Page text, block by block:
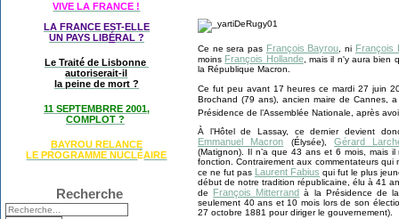
VIVE LA FRANCE !
LA FRANCE EST-ELLE
UN PAYS LIBÉRAL ?
Le Traité de Lisbonne
autoriserait-il
la peine de mort ?
11 SEPTEMBRRE 2001,
COMPLOT ?
BAYROU RELANCE
LE PROGRAMME NUCLÉAIRE
Recherche
Ce ne sera pas François Bayrou , ni François
moins François Hollande, mais il n'y aura bien
la République Macron.
Ce fut peu avant 17 heures ce mardi 27 juin
Brochand (79 ans), ancien maire de Cannes,
Présidence de l’Assemblée Nationale, après
À l’Hôtel de Lassay, ce dernier devient
Emmanuel Macron (Élysée),Gérard
(Matignon). Il n’a que 43 ans et 6 mois, mais
fonction. Contrairement aux commentateurs qui
ce ne fut pas Laurent Fabius qui fut le plus
début de notre tradition républicaine, élu à 41
de
François Mitterrand à la Présidence de
seulement 40 ans et 10 mois lors de son
27 octobre 1881 pour diriger le gouvernement).